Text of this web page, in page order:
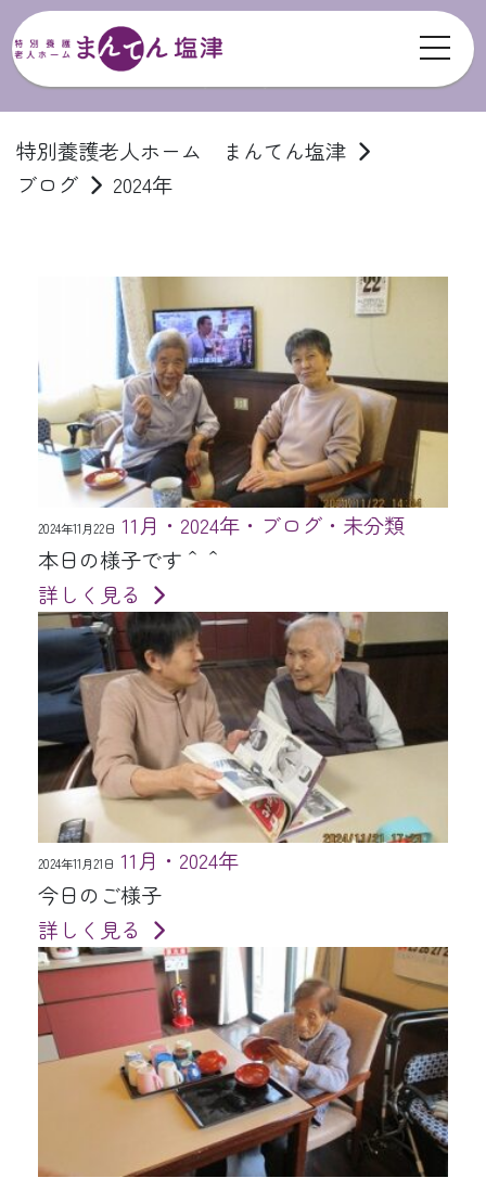
特別養護老人ホーム まんてん塩津
ブログ
2024年
2024年11月22日 11月・2024年・ブログ・未分類
本日の様子です＾＾
詳しく見る
2024年11月21日 11月・2024年
今日のご様子
詳しく見る